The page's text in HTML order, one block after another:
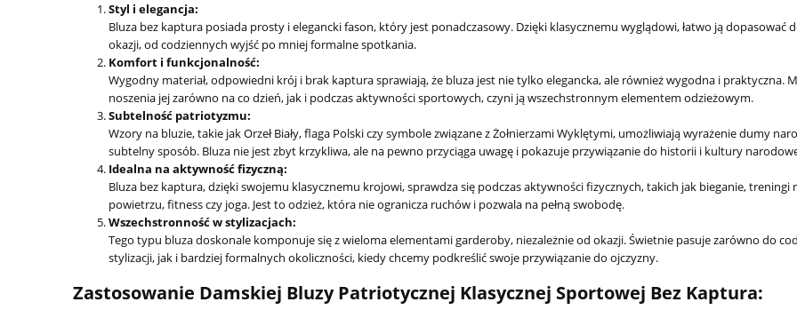
Styl i elegancja:
Bluza bez kaptura posiada prosty i elegancki fason, który jest ponadczasowy. Dzięki klasycznemu wyglądowi, łatwo ją dopasować
okazji, od codziennych wyjść po mniej formalne spotkania.
Komfort i funkcjonalność:
Wygodny materiał, odpowiedni krój i brak kaptura sprawiają, że bluza jest nie tylko elegancka, ale również wygodna i praktyczna.
noszenia jej zarówno na co dzień, jak i podczas aktywności sportowych, czyni ją wszechstronnym elementem odzieżowym.
Subtelność patriotyzmu:
Wzory na bluzie, takie jak Orzeł Biały, flaga Polski czy symbole związane z Żołnierzami Wyklętymi, umożliwiają wyrażenie dumy
subtelny sposób. Bluza nie jest zbyt krzykliwa, ale na pewno przyciąga uwagę i pokazuje przywiązanie do historii i kultury
Idealna na aktywność fizyczną:
Bluza bez kaptura, dzięki swojemu klasycznemu krojowi, sprawdza się podczas aktywności fizycznych, takich jak bieganie, treningi
powietrzu, fitness czy joga. Jest to odzież, która nie ogranicza ruchów i pozwala na pełną swobodę.
Wszechstronność w stylizacjach:
Tego typu bluza doskonale komponuje się z wieloma elementami garderoby, niezależnie od okazji. Świetnie pasuje zarówno do
stylizacji, jak i bardziej formalnych okoliczności, kiedy chcemy podkreślić swoje przywiązanie do ojczyzny.
Zastosowanie Damskiej Bluzy Patriotycznej Klasycznej Sportowej Bez Kaptura:
69,30 zł
do koszyka